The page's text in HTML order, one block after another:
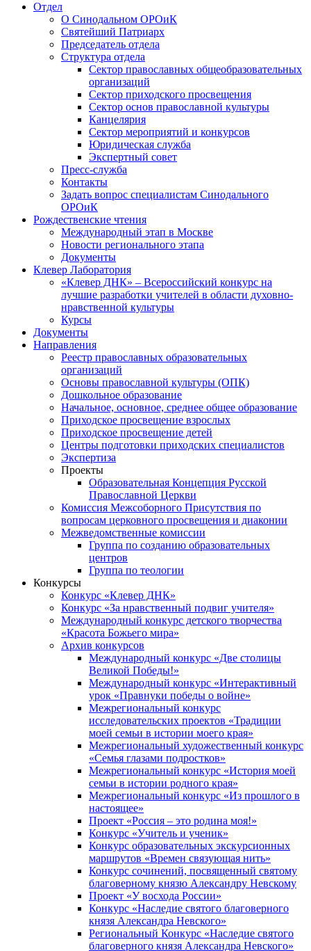
Отдел
О Синодальном ОРОиК
Святейший Патриарх
Председатель отдела
Структура отдела
Сектор православных общеобразовательных
организаций
Сектор приходского просвещения
Сектор основ православной культуры
Канцелярия
Сектор мероприятий и конкурсов
Юридическая служба
Экспертный совет
Пресс-служба
Контакты
Задать вопрос специалистам Синодального
ОРОиК
Рождественские чтения
Международный этап в Москве
Новости регионального этапа
Документы
Клевер Лаборатория
«Клевер ДНК» – Всероссийский конкурс на
лучшие разработки учителей в области духовно-
нравственной культуры
Курсы
Документы
Направления
Реестр православных образовательных
организаций
Основы православной культуры (ОПК)
Дошкольное образование
Начальное, основное, среднее общее образование
Приходское просвещение взрослых
Приходское просвещение детей
Центры подготовки приходских специалистов
Экспертиза
Проекты
Образовательная Концепция Русской
Православной Церкви
Комиссия Межсоборного Присутствия по
вопросам церковного просвещения и диаконии
Межведомственные комиссии
Группа по созданию образовательных
центров
Группа по теологии
Конкурсы
Конкурс «Клевер ДНК»
Конкурс «За нравственный подвиг учителя»
Международный конкурс детского творчества
«Красота Божьего мира»
Архив конкурсов
Международный конкурс «Две столицы
Великой Победы!»
Международный конкурс «Интерактивный
урок «Правнуки победы о войне»
Межрегиональный конкурс
исследовательских проектов «Традиции
моей семьи в истории моего края»
Межрегиональный художественный конкурс
«Семья глазами подростков»
Межрегиональный конкурс «История моей
семьи в истории родного края»
Межрегиональный конкурс «Из прошлого в
настоящее»
Проект «Россия – это родина моя!»
Конкурс «Учитель и ученик»
Конкурс образовательных экскурсионных
маршрутов «Времен связующая нить»
Конкурс сочинений, посвященный святому
благоверному князю Александру Невскому
Проект «У восхода России»
Конкурс «Наследие святого благоверного
князя Александра Невского»
Региональный Конкурс «Наследие святого
благоверного князя Александра Невского»